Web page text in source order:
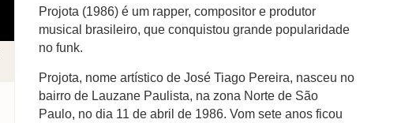
Projota (1986) é um rapper, compositor e produtor
musical brasileiro, que conquistou grande popularidade
no funk.
Projota, nome artístico de José Tiago Pereira, nasceu no
bairro de Lauzane Paulista, na zona Norte de São
Paulo, no dia 11 de abril de 1986. Vom sete anos ficou